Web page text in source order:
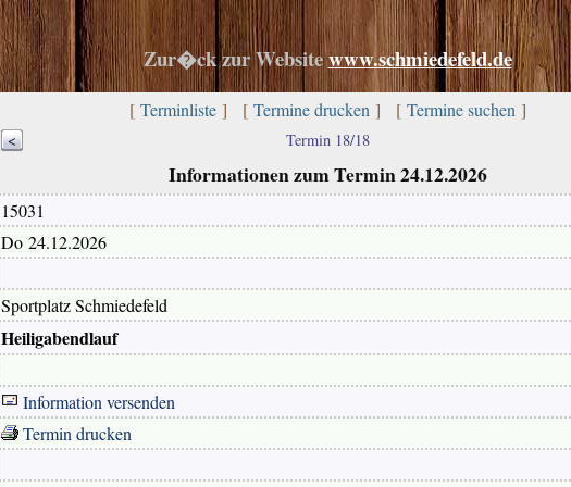
Zur�ck zur Websitewww.schmiedefeld.de
[ Terminliste] [ Termine drucken] [ Termine suchen]
< Termin 18/18
Informationen zum Termin 24.12.2026
15031
Do 24.12.2026
Sportplatz Schmiedefeld
Heiligabendlauf
Information versenden
Termin drucken